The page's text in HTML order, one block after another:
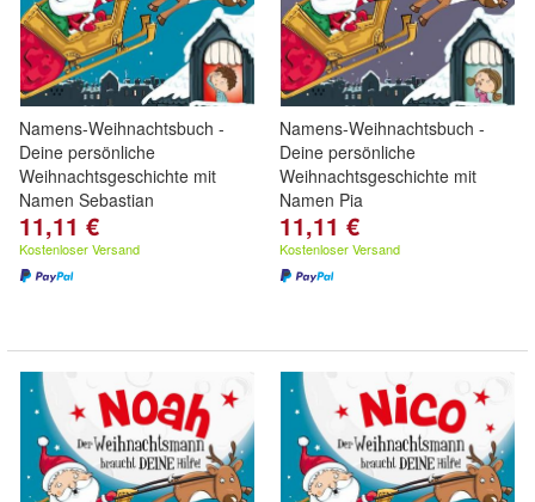
Namens-Weihnachtsbuch -
Deine persönliche
Weihnachtsgeschichte mit
Namen Sebastian
11,11 €
Kostenloser Versand
Namens-Weihnachtsbuch -
Deine persönliche
Weihnachtsgeschichte mit
Namen Pia
11,11 €
Kostenloser Versand